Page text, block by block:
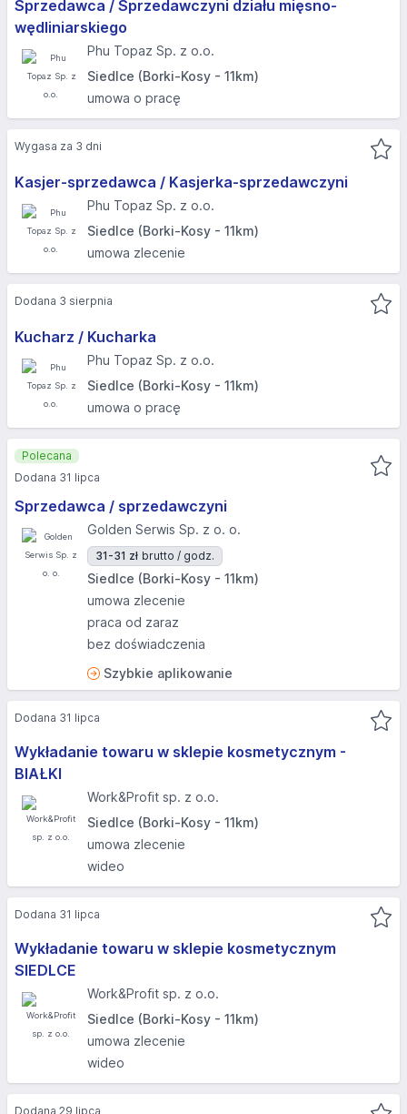
Sprzedawca / Sprzedawczyni działu mięsno-
wędliniarskiego
Phu Topaz Sp. z o.o.
Siedlce (Borki-Kosy - 11km)
umowa o pracę
Kasjer-sprzedawca / Kasjerka-sprzedawczyni
Phu Topaz Sp. z o.o.
Siedlce (Borki-Kosy - 11km)
umowa zlecenie
Wygasa za 3 dni
Kucharz / Kucharka
Phu Topaz Sp. z o.o.
Siedlce (Borki-Kosy - 11km)
umowa o pracę
Dodana 3 sierpnia
Sprzedawca / sprzedawczyni
Golden Serwis Sp. z o. o.
31-31 zł brutto / godz.
Siedlce (Borki-Kosy - 11km)
umowa zlecenie
praca od zaraz
bez doświadczenia
Szybkie aplikowanie
Polecana
Dodana 31 lipca
Wykładanie towaru w sklepie kosmetycznym -
BIAŁKI
Work&Profit sp. z o.o.
Siedlce (Borki-Kosy - 11km)
umowa zlecenie
wideo
Dodana 31 lipca
Wykładanie towaru w sklepie kosmetycznym
SIEDLCE
Work&Profit sp. z o.o.
Siedlce (Borki-Kosy - 11km)
umowa zlecenie
wideo
Dodana 31 lipca
Dodana 29 lipca